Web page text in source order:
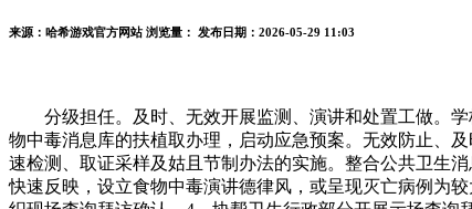
来源：哈希游戏官方网站 浏览量： 发布日期：2026-05-29 11:03
分级担任。及时、无效开展监测、演讲和处置工做。学
物中毒消息库的扶植取办理，启动应急预案。无效防止、
速检测、取证采样及姑且节制办法的实施。整合公共卫生
快速反映，设立食物中毒演讲德律风，或呈现灭亡病例为